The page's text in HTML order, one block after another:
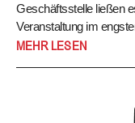
Geschäftsstelle ließen
Veranstaltung im
Unser Sportwart und 1.
sprengen“ und das
MEHR LESEN